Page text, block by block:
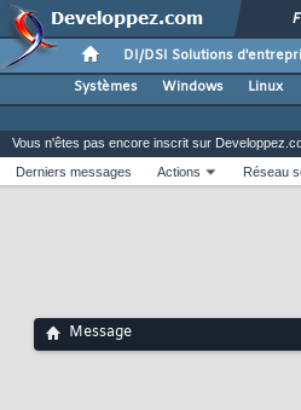
DI/DSI Solutions
Systèmes
Windows Linux
Vous n'êtes pas encore inscrit sur
Derniers messages
Actions Réseau
Message